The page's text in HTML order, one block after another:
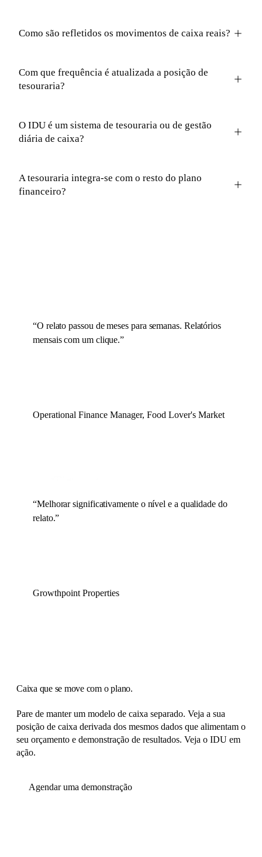
Como são refletidos os movimentos de caixa reais?
Com que frequência é atualizada a posição de
tesouraria?
O IDU é um sistema de tesouraria ou de gestão
diária de caixa?
A tesouraria integra-se com o resto do plano
financeiro?
“O relato passou de meses para semanas. Relatórios
mensais com um clique.”
Operational Finance Manager, Food Lover's Market
“Melhorar significativamente o nível e a qualidade do
relato.”
Growthpoint Properties
Caixa que se move com o plano.
Pare de manter um modelo de caixa separado. Veja a sua
posição de caixa derivada dos mesmos dados que alimentam o
seu orçamento e demonstração de resultados. Veja o IDU em
ação.
Agendar uma demonstração